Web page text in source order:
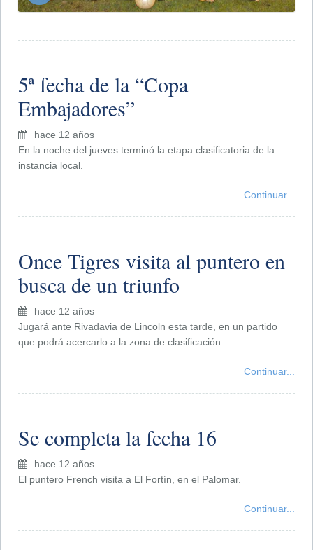
5ª fecha de la “Copa
Embajadores”
hace 12 años
En la noche del jueves terminó la etapa clasificatoria de la
instancia local.
Continuar...
Once Tigres visita al puntero en
busca de un triunfo
hace 12 años
Jugará ante Rivadavia de Lincoln esta tarde, en un partido
que podrá acercarlo a la zona de clasificación.
Continuar...
Se completa la fecha 16
hace 12 años
El puntero French visita a El Fortín, en el Palomar.
Continuar...